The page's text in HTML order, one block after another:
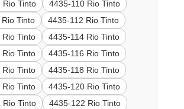
Rio Tinto
4435-110 Rio Tinto
Tinto
4435-112 Rio Tinto
Tinto
4435-114 Rio Tinto
Tinto
4435-116 Rio Tinto
Tinto
4435-118 Rio Tinto
Tinto
4435-120 Rio Tinto
Rio Tinto
4435-122 Rio Tinto